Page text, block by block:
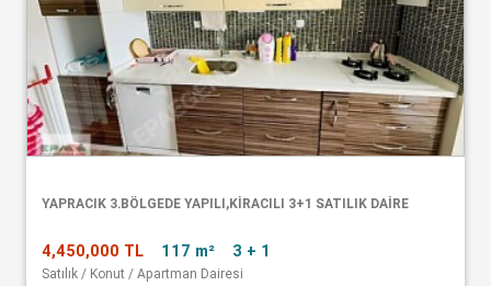
YAPRACIK 3.BÖLGEDE YAPILI,KİRACILI 3+1 SATILIK DAİRE
4,450,000 TL 117 m² 3 + 1
Satılık / Konut / Apartman Dairesi